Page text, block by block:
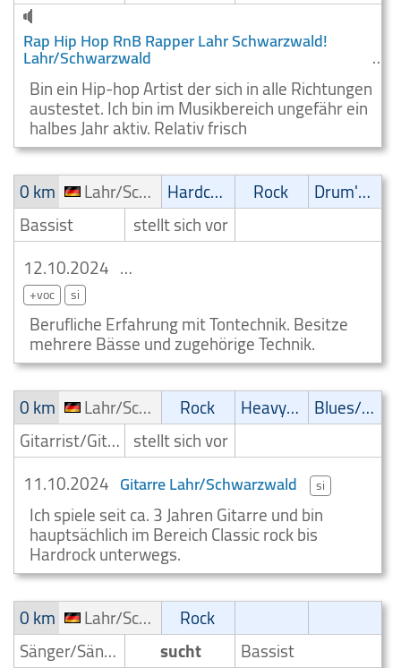
Rap Hip Hop RnB Rapper Lahr Schwarzwald!
Lahr/Schwarzwald
Bin ein Hip-hop Artist der sich in alle Richtungen
austestet. Ich bin im Musikbereich ungefähr ein
halbes Jahr aktiv. Relativ frisch
0 km
Lahr/Schwarzwald Hardcore Rock
Drum'n' Bass
Bassist
stellt sich vor
12.10.2024
Hardcore Bassist Lahr/Schwarzwald
+voc si
Berufliche Erfahrung mit Tontechnik. Besitze
mehrere Bässe und zugehörige Technik.
0 km
Lahr/Schwarzwald Rock Heavy-Metal
Blues/Swing
Gitarrist/Gitarrenspieler stellt sich vor
11.10.2024 Gitarre Lahr/Schwarzwald si
Ich spiele seit ca. 3 Jahren Gitarre und bin
hauptsächlich im Bereich Classic rock bis
Hardrock unterwegs.
0 km
Lahr/Schwarzwald
Rock
Sänger/Sängerin
sucht
Bassist